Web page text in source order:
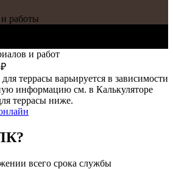
работы
и работ
террасы варьируется в зависимости
информацию см. в Калькуляторе
террасы ниже.
всего срока службы